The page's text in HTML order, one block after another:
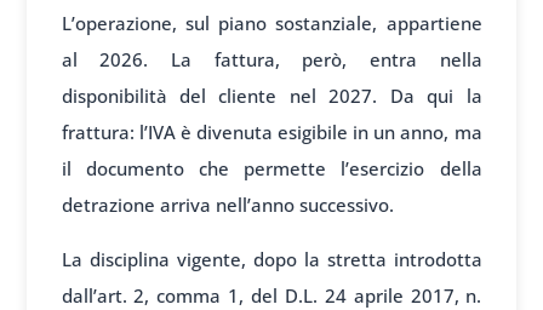
L’operazione, sul piano sostanziale, appartiene
al 2026. La fattura, però, entra nella
disponibilità del cliente nel 2027. Da qui la
frattura: l’IVA è divenuta esigibile in un anno, ma
il documento che permette l’esercizio della
detrazione arriva nell’anno successivo.
La disciplina vigente, dopo la stretta introdotta
dall’art. 2, comma 1, del D.L. 24 aprile 2017, n.